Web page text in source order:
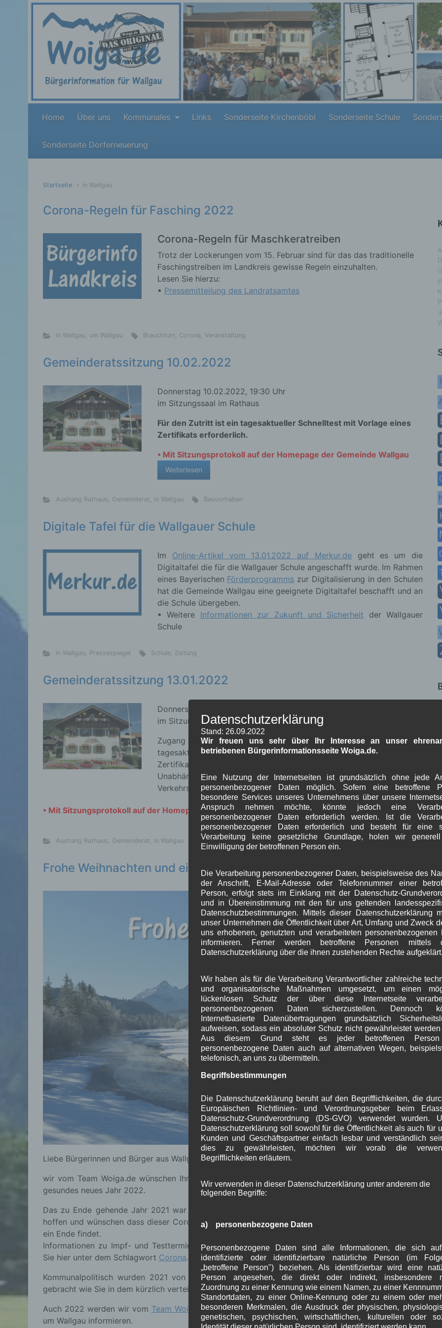
Zum Hauptinhalt springen
Home Über uns Kommunales Links Sonderseite Kirchenböbl Sonderseite Schule
Sonderseite Dorferneuerung
Startseite in Wallgau
Corona-Regeln für Fasching 2022
Corona-Regeln für Maschkeratreiben
Trotz der Lockerungen vom 15. Februar sind für das das traditionelle
Faschingstreiben im Landkreis gewisse Regeln einzuhalten.
Lesen Sie hierzu:
• Pressemitteilung des Landratsamtes
in Wallgau, um Wallgau Brauchtum, Corona, Veranstaltung
Gemeinderatssitzung 10.02.2022
Donnerstag 10.02.2022, 19:30 Uhr
im Sitzungssaal im Rathaus
Für den Zutritt ist ein tagesaktueller Schnelltest mit Vorlage eines
Zertifikats erforderlich.
• Mit Sitzungsprotokoll auf der Homepage der Gemeinde Wallgau
Weiterlesen
Aushang Rathaus, Gemeinderat, in Wallgau Bauvorhaben
Digitale Tafel für die Wallgauer Schule
Im Online-Artikel vom 13.01.2022 auf Merkur.degeht es um die
Digitaltafel die für die Wallgauer Schule angeschafft wurde. Im Rahmen
eines Bayerischen Förderprogramms zur Digitalisierung in den Schulen
hat die Gemeinde Wallgau eine geeignete Digitaltafel beschafft und an
die Schule übergeben.
• Weitere Informationen zur Zukunft und Sicherheit der Wallgauer
Schule
in Wallgau, Pressespiegel Schule, Zeitung
Gemeinderatssitzung 13.01.2022
Donnerstag 13.01.2022, 19:30 Uhr
im Sitzungssaal im Rathaus
Zugang erhalten nur Geimpfte, Genesene oder Getestete mit
tagesaktuellen Schnelltest (3G) nach Vorlage des jeweiligen
Zertifikates.
Unabhängig davon ist sowohl auf den Begegnungs- und
Verkehrsflächen als auch am Platz eine FFP2-Maske zu tragen.
• Mit Sitzungsprotokoll auf der Homepage der Gemeinde Wallgau Weiterlesen
Aushang Rathaus, Gemeinderat, in Wallgau
Frohe Weihnachten und ein gutes neues Jahr 2022
Liebe Bürgerinnen und Bürger aus Wallgau, liebe Leser,
wir vom Team Woiga.de wünschen Ihnen ruhige und erholsame Weihnachtsfeiertage und ein gutes,
gesundes neues Jahr 2022.
Das zu Ende gehende Jahr 2021 war leider auch wieder durch die Corona-Pandemie geprägt. Wir
hoffen und wünschen dass dieser Corona-Alptraum durch Disziplin und Solidarität im nächsten Jahr
ein Ende findet.
Informationen zu Impf- und Testterminen sowie weiteren Informationen zum Thema Corona finden
Sie hier unter dem Schlagwort Corona.
Kommunalpolitisch wurden 2021 von Seiten der Gemeinde einige wichtige Themen auf den Weg
gebracht wie Sie in dem kürzlich verteiltenBürgermeisterbrieflesen können.
Auch 2022 werden wir vom Team Woiga.deSie wieder wie gewohnt umfassend zu Themen aus und
um Wallgau informieren.
Datenschutzerklärung
Stand: 26.09.2022
Wir freuen uns sehr über Ihr Interesse an unser
betriebenen Bürgerinformationsseite Woiga.de.
Eine Nutzung der Internetseiten ist grundsätzlich ohne jede
personenbezogener Daten möglich. Sofern eine betroffene
besondere Services unseres Unternehmens über unsere
Anspruch nehmen möchte, könnte jedoch eine
personenbezogener Daten erforderlich werden. Ist die
personenbezogener Daten erforderlich und besteht für eine
Verarbeitung keine gesetzliche Grundlage, holen wir
Einwilligung der betroffenen Person ein.
Die Verarbeitung personenbezogener Daten, beispielsweise des
der Anschrift, E-Mail-Adresse oder Telefonnummer einer
Person, erfolgt stets im Einklang mit der Datenschutz-
und in Übereinstimmung mit den für uns geltenden
Datenschutzbestimmungen. Mittels dieser Datenschutzerklärung
unser Unternehmen die Öffentlichkeit über Art, Umfang und Zweck
uns erhobenen, genutzten und verarbeiteten personenbezogenen
informieren. Ferner werden betroffene Personen mittels
Datenschutzerklärung über die ihnen zustehenden Rechte aufgeklärt.
Wir haben als für die Verarbeitung Verantwortlicher zahlreiche
und organisatorische Maßnahmen umgesetzt, um einen
lückenlosen Schutz der über diese Internetseite
personenbezogenen Daten sicherzustellen. Dennoch
Internetbasierte Datenübertragungen grundsätzlich
aufweisen, sodass ein absoluter Schutz nicht gewährleistet werden
Aus diesem Grund steht es jeder betroffenen
personenbezogene Daten auch auf alternativen Wegen,
telefonisch, an uns zu übermitteln.
Begriffsbestimmungen
Die Datenschutzerklärung beruht auf den Begrifflichkeiten, die
Europäischen Richtlinien- und Verordnungsgeber beim
Datenschutz-Grundverordnung (DS-GVO) verwendet wurden.
Datenschutzerklärung soll sowohl für die Öffentlichkeit als auch für
Kunden und Geschäftspartner einfach lesbar und verständlich
dies zu gewährleisten, möchten wir vorab die
Begrifflichkeiten erläutern.
Wir verwenden in dieser Datenschutzerklärung unter anderem die
folgenden Begriffe:
a) personenbezogene Daten
Personenbezogene Daten sind alle Informationen, die sich
identifizierte oder identifizierbare natürliche Person (im
„betroffene Person") beziehen. Als identifizierbar wird eine
Person angesehen, die direkt oder indirekt, insbesondere
Zuordnung zu einer Kennung wie einem Namen, zu einer
Standortdaten, zu einer Online-Kennung oder zu einem oder
besonderen Merkmalen, die Ausdruck der physischen,
genetischen, psychischen, wirtschaftlichen, kulturellen oder